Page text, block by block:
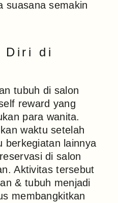
suasana semakin
Diri di
tubuh di salon
reward yang
para wanita.
waktu setelah
berkegiatan lainnya
di salon
Aktivitas tersebut
& tubuh menjadi
membangkitkan